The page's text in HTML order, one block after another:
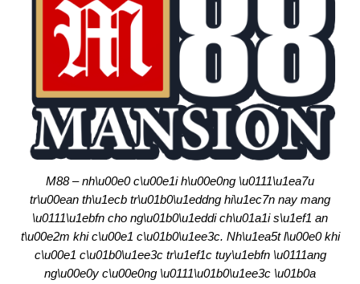
M88 – nh\u00e0 c\u00e1i h\u00e0ng \u0111\u1ea7u
tr\u00ean th\u1ecb tr\u01b0\u1eddng hi\u1ec7n nay mang
\u0111\u1ebfn cho ng\u01b0\u1eddi ch\u01a1i s\u1ef1 an
t\u00e2m khi c\u00e1 c\u01b0\u1ee3c. Nh\u1ea5t l\u00e0 khi
c\u00e1 c\u01b0\u1ee3c tr\u1ef1c tuy\u1ebfn \u0111ang
ng\u00e0y c\u00e0ng \u0111\u01b0\u1ee3c \u01b0a